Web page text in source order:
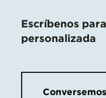
Escríbenos
personalizada
Conversemos